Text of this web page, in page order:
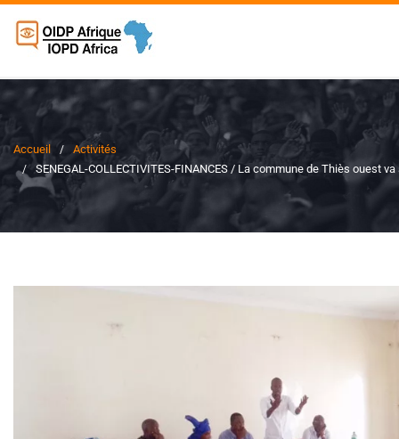
Accueil
Activités
SENEGAL-COLLECTIVITES-FINANCES / La commune de Thiès ouest